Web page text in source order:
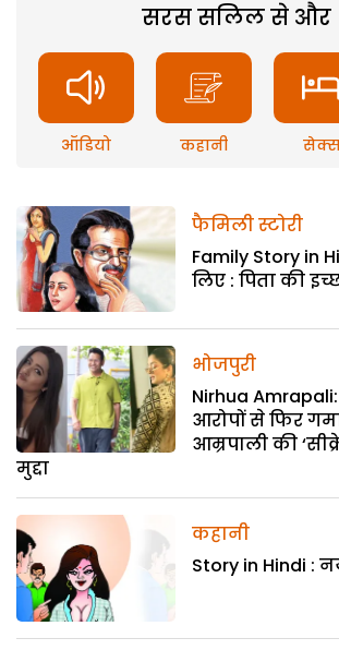
सरस सलिल से और
ऑडियो कहानी सेक्स
फैमिली स्टोरी
Family Story in
लिए : पिता की
भोजपुरी
Nirhua
आरोपों से फिर
आम्रपाली की
मुद्दा
कहानी
Story in Hindi :